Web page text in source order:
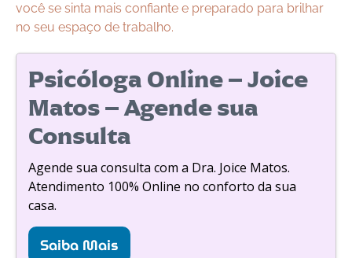
você se sinta mais confiante e preparado para brilhar
no seu espaço de trabalho.
Psicóloga Online – Joice
Matos – Agende sua
Consulta
Agende sua consulta com a Dra. Joice Matos.
Atendimento 100% Online no conforto da sua
casa.
Saiba Mais